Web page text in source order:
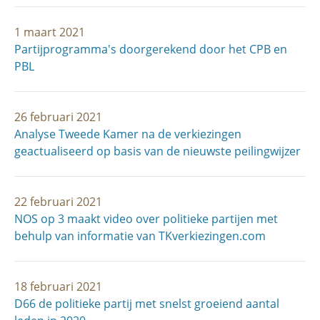
1 maart 2021
Partijprogramma's doorgerekend door het CPB en
PBL
26 februari 2021
Analyse Tweede Kamer na de verkiezingen
geactualiseerd op basis van de nieuwste peilingwijzer
22 februari 2021
NOS op 3 maakt video over politieke partijen met
behulp van informatie van TKverkiezingen.com
18 februari 2021
D66 de politieke partij met snelst groeiend aantal